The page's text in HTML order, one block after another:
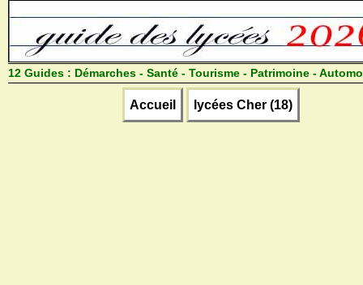
12 Guides : Démarches - Santé - Tourisme - Patrimoine -
Accueil lycées Cher (18)